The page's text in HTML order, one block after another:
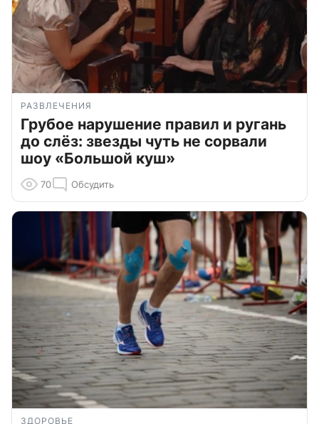
РАЗВЛЕЧЕНИЯ
Грубое нарушение правил и ругань
до слёз: звезды чуть не сорвали
шоу «Большой куш»
70 Обсудить
ЗДОРОВЬЕ